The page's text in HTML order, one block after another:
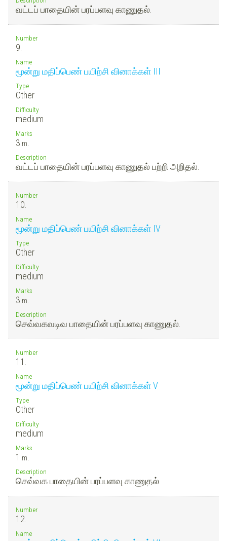
வட்டப் பாதையின் பரப்பளவு காணுதல்.
Number
9.
Name
மூன்று மதிப்பெண் பயிற்சி வினாக்கள் III
Type
Other
Difficulty
medium
Marks
3 m.
Description
வட்டப் பாதையின் பரப்பளவு காணுதல் பற்றி அறிதல்.
Number
10.
Name
மூன்று மதிப்பெண் பயிற்சி வினாக்கள் IV
Type
Other
Difficulty
medium
Marks
3 m.
Description
செவ்வகவடிவ பாதையின் பரப்பளவு காணுதல்.
Number
11.
Name
மூன்று மதிப்பெண் பயிற்சி வினாக்கள் V
Type
Other
Difficulty
medium
Marks
1 m.
Description
செவ்வக பாதையின் பரப்பளவு காணுதல்.
Number
12.
Name